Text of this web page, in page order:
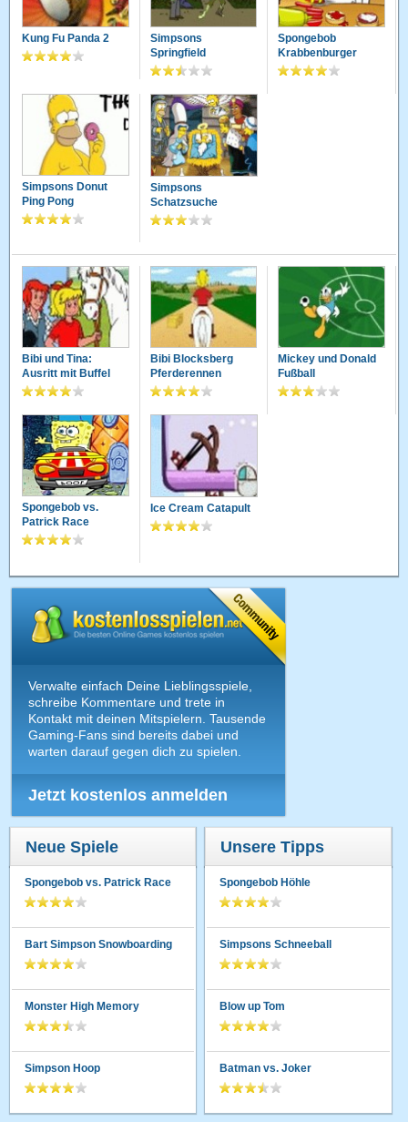
Kung Fu Panda 2
Simpsons
Springfield
Spongebob
Krabbenburger
Simpsons Donut
Ping Pong
Simpsons
Schatzsuche
Bibi und Tina:
Ausritt mit Buffel
Bibi Blocksberg
Pferderennen
Mickey und Donald
Fußball
Spongebob vs.
Patrick Race
Ice Cream Catapult
Verwalte einfach Deine Lieblingsspiele,
schreibe Kommentare und trete in
Kontakt mit deinen Mitspielern. Tausende
Gaming-Fans sind bereits dabei und
warten darauf gegen dich zu spielen.
Jetzt kostenlos anmelden
Neue Spiele
Spongebob vs. Patrick Race
Bart Simpson Snowboarding
Monster High Memory
Simpson Hoop
Unsere Tipps
Spongebob Höhle
Simpsons Schneeball
Blow up Tom
Batman vs. Joker